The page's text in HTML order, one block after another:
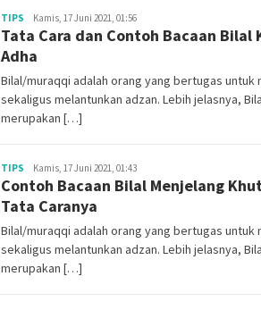
TIPS Redaksi
Kamis, 17 Juni 2021, 01:56
Tata Cara dan Contoh Bacaan Bilal
Adha
Bilal/muraqqi adalah orang yang bertugas untuk
sekaligus melantunkan adzan. Lebih jelasnya,
merupakan […]
TIPS Redaksi
Kamis, 17 Juni 2021, 01:43
Contoh Bacaan Bilal Menjelang
Tata Caranya
Bilal/muraqqi adalah orang yang bertugas untuk
sekaligus melantunkan adzan. Lebih jelasnya,
merupakan […]